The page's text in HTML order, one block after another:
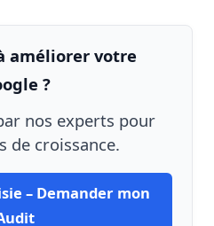
améliorer votre
?
nos experts pour
de croissance.
– Demander mon